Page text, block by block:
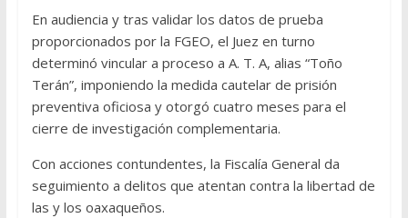
En audiencia y tras validar los datos de prueba
proporcionados por la FGEO, el Juez en turno
determinó vincular a proceso a A. T. A, alias “Toño
Terán”, imponiendo la medida cautelar de prisión
preventiva oficiosa y otorgó cuatro meses para el
cierre de investigación complementaria.
Con acciones contundentes, la Fiscalía General da
seguimiento a delitos que atentan contra la libertad de
las y los oaxaqueños.